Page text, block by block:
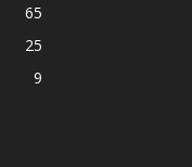
65
25
9